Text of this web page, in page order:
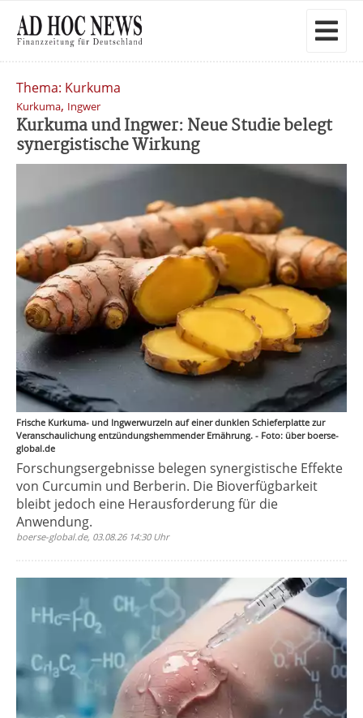
Thema: Kurkuma
Kurkuma, Ingwer
Kurkuma und Ingwer: Neue Studie belegt
synergistische Wirkung
Frische Kurkuma- und Ingwerwurzeln auf einer dunklen Schieferplatte zur
Veranschaulichung entzündungshemmender Ernährung. - Foto: über boerse-
global.de
Forschungsergebnisse belegen synergistische Effekte
von Curcumin und Berberin. Die Bioverfügbarkeit
bleibt jedoch eine Herausforderung für die
Anwendung.
boerse-global.de, 03.08.26 14:30 Uhr